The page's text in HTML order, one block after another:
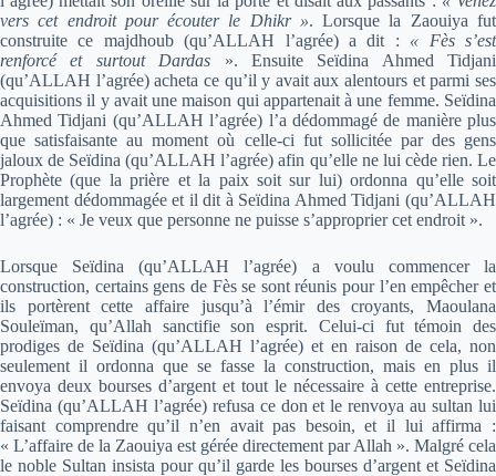
vers cet endroit pour écouter le Dhikr ». Lorsque la Zaouiya fut
construite ce majdhoub (qu’ALLAH l’agrée) a dit : « Fès s’est
renforcé et surtout Dardas ». Ensuite Seïdina Ahmed Tidjani
(qu’ALLAH l’agrée) acheta ce qu’il y avait aux alentours et parmi ses
acquisitions il y avait une maison qui appartenait à une femme. Seïdina
Ahmed Tidjani (qu’ALLAH l’agrée) l’a dédommagé de manière plus
que satisfaisante au moment où celle-ci fut sollicitée par des gens
jaloux de Seïdina (qu’ALLAH l’agrée) afin qu’elle ne lui cède rien. Le
Prophète (que la prière et la paix soit sur lui) ordonna qu’elle soit
largement dédommagée et il dit à Seïdina Ahmed Tidjani (qu’ALLAH
l’agrée) : « Je veux que personne ne puisse s’approprier cet endroit ».
Lorsque Seïdina (qu’ALLAH l’agrée) a voulu commencer la
construction, certains gens de Fès se sont réunis pour l’en empêcher et
ils portèrent cette affaire jusqu’à l’émir des croyants, Maoulana
Souleïman, qu’Allah sanctifie son esprit. Celui-ci fut témoin des
prodiges de Seïdina (qu’ALLAH l’agrée) et en raison de cela, non
seulement il ordonna que se fasse la construction, mais en plus il
envoya deux bourses d’argent et tout le nécessaire à cette entreprise.
Seïdina (qu’ALLAH l’agrée) refusa ce don et le renvoya au sultan lui
faisant comprendre qu’il n’en avait pas besoin, et il lui affirma :
« L’affaire de la Zaouiya est gérée directement par Allah ». Malgré cela
le noble Sultan insista pour qu’il garde les bourses d’argent et Seïdina